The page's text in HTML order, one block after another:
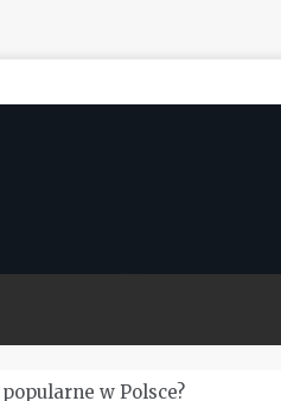
w Polsce?